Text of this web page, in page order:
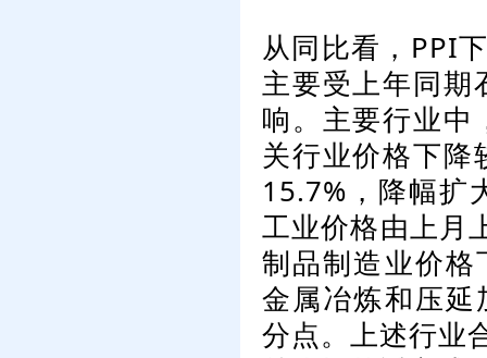
从同比看，PPI
主要受上年同期
响。主要行业中
关行业价格下降
15.7%，降幅扩
工业价格由上月
制品制造业价
金属冶炼和压
分点。上述行业